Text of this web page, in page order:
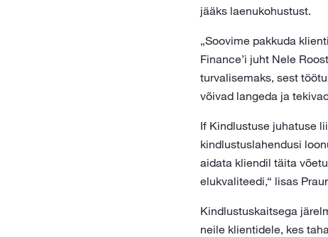
jääks laenukohustust.
„Soovime pakkuda
Finance’i juht Nele
turvalisemaks, sest
võivad langeda ja
If Kindlustuse juhatuse
kindlustuslahendusi
aidata kliendil täita
elukvaliteedi,“ lisas
Kindlustuskaitsega
neile klientidele, kes